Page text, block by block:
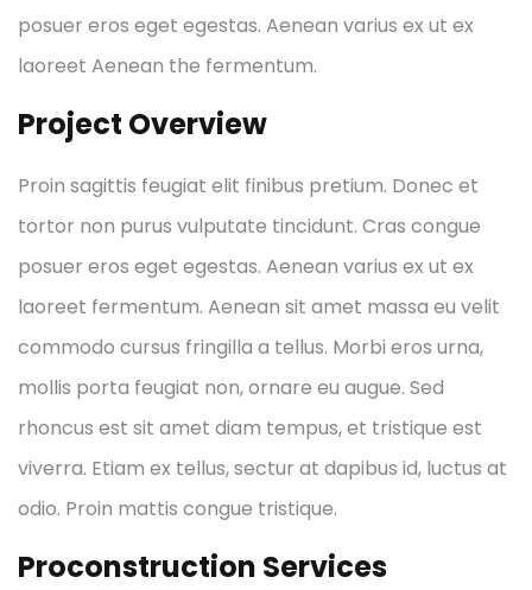
posuer eros eget egestas. Aenean varius ex ut ex
laoreet Aenean the fermentum.
Project Overview
Proin sagittis feugiat elit finibus pretium. Donec et
tortor non purus vulputate tincidunt. Cras congue
posuer eros eget egestas. Aenean varius ex ut ex
laoreet fermentum. Aenean sit amet massa eu velit
commodo cursus fringilla a tellus. Morbi eros urna,
mollis porta feugiat non, ornare eu augue. Sed
rhoncus est sit amet diam tempus, et tristique est
viverra. Etiam ex tellus, sectur at dapibus id, luctus at
odio. Proin mattis congue tristique.
Proconstruction Services